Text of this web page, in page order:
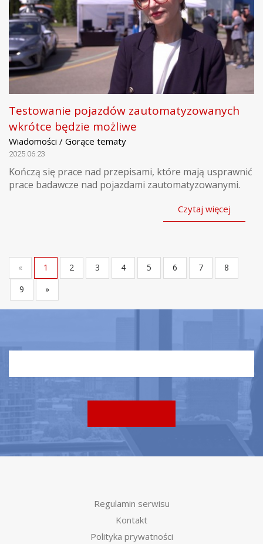
Testowanie pojazdów zautomatyzowanych
wkrótce będzie możliwe
Wiadomości / Gorące tematy
2025.06.23
Kończą się prace nad przepisami, które mają usprawnić
prace badawcze nad pojazdami zautomatyzowanymi.
Czytaj więcej
« 1 2 3 4 5 6 7
8
9
»
Regulamin serwisu
Kontakt
Polityka prywatności